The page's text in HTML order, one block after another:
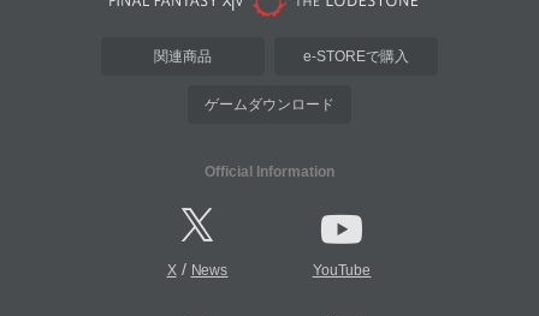
関連商品 e-STOREで購入
ゲームダウンロード
Official Information
X/ News YouTube